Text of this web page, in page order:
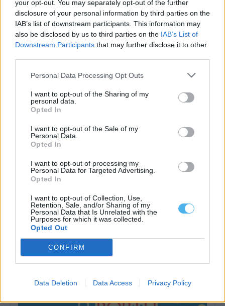
your opt-out. You may separately opt-out of the further
disclosure of your personal information by third parties on the
IAB’s list of downstream participants. This information may
also be disclosed by us to third parties on the IAB’s List of
Downstream Participants that may further disclose it to other
Personal Data Processing Opt Outs
I want to opt-out of the Sharing of my
personal data.
Opted In
I want to opt-out of the Sale of my
Personal Data.
Opted In
I want to opt-out of processing my
Personal Data for Targeted Advertising.
Opted In
I want to opt-out of Collection, Use,
Retention, Sale, and/or Sharing of my
Personal Data that Is Unrelated with the
Purposes for which it was collected.
Opted Out
CONFIRM
Data Deletion Data Access Privacy Policy
Mais notícias